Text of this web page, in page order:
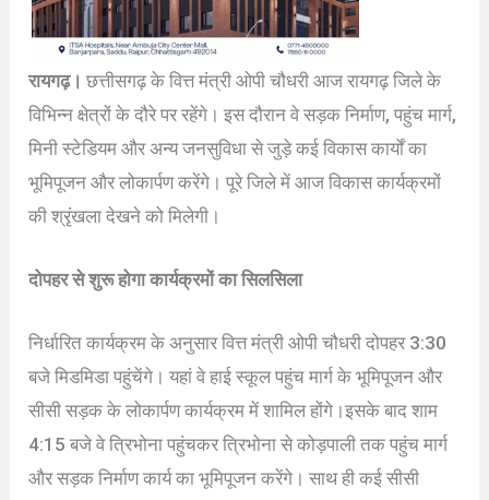
रायगढ़। छत्तीसगढ़ के वित्त मंत्री ओपी चौधरी आज रायगढ़ जिले के
विभिन्न क्षेत्रों के दौरे पर रहेंगे। इस दौरान वे सड़क निर्माण, पहुंच मार्ग,
मिनी स्टेडियम और अन्य जनसुविधा से जुड़े कई विकास कार्यों का
भूमिपूजन और लोकार्पण करेंगे। पूरे जिले में आज विकास कार्यक्रमों
की श्रृंखला देखने को मिलेगी।
दोपहर से शुरू होगा कार्यक्रमों का सिलसिला
निर्धारित कार्यक्रम के अनुसार वित्त मंत्री ओपी चौधरी दोपहर 3:30
बजे मिडमिडा पहुंचेंगे। यहां वे हाई स्कूल पहुंच मार्ग के भूमिपूजन और
सीसी सड़क के लोकार्पण कार्यक्रम में शामिल होंगे।इसके बाद शाम
4:15 बजे वे त्रिभोना पहुंचकर त्रिभोना से कोड़पाली तक पहुंच मार्ग
और सड़क निर्माण कार्य का भूमिपूजन करेंगे। साथ ही कई सीसी